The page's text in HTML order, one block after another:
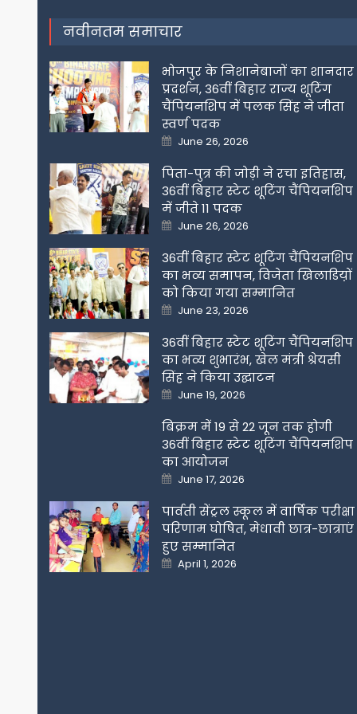
नवीनतम समाचार
भोजपुर के निशानेबाजों का शानदार
प्रदर्शन, 36वीं बिहार राज्य शूटिंग
चैंपियनशिप में पलक सिंह ने जीता
स्वर्ण पदक
Posted
on
June 26, 2026
पिता-पुत्र की जोड़ी ने रचा इतिहास,
36वीं बिहार स्टेट शूटिंग चैंपियनशिप
में जीते 11 पदक
Posted
on
June 26, 2026
36वीं बिहार स्टेट शूटिंग चैंपियनशिप
का भव्य समापन, विजेता खिलाडिय़ों
को किया गया सम्मानित
Posted
on
June 23, 2026
36वीं बिहार स्टेट शूटिंग चैंपियनशिप
का भव्य शुभारंभ, खेल मंत्री श्रेयसी
सिंह ने किया उद्घाटन
Posted
on
June 19, 2026
बिक्रम में 19 से 22 जून तक होगी
36वीं बिहार स्टेट शूटिंग चैंपियनशिप
का आयोजन
Posted
on
June 17, 2026
पार्वती सेंट्रल स्कूल में वार्षिक परीक्षा
परिणाम घोषित, मेधावी छात्र-छात्राएं
हुए सम्मानित
Posted
on
April 1, 2026